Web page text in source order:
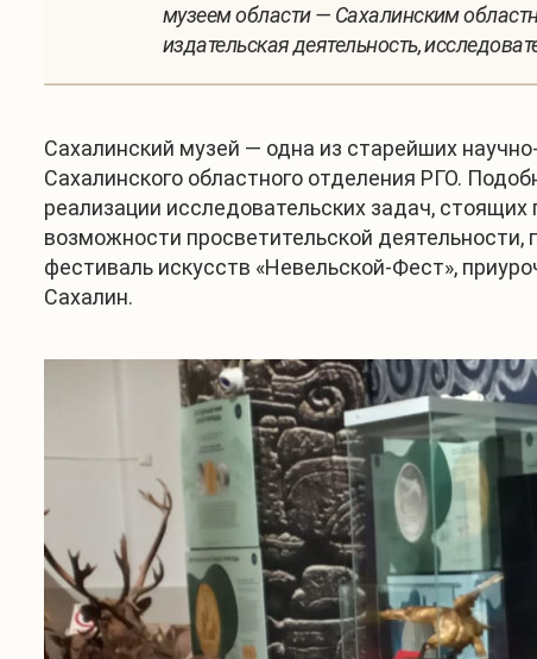
музеем области — Сахалинским
издательская деятельность,
Сахалинский музей — одна из старейших
Сахалинского областного отделения РГО.
реализации исследовательских задач,
возможности просветительской
фестиваль искусств «Невельской-Фест»,
Сахалин.